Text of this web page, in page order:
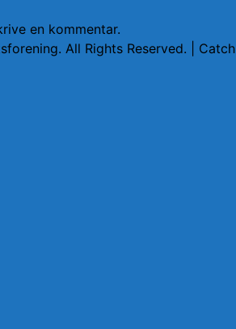
en kommentar.
. All Rights Reserved. |